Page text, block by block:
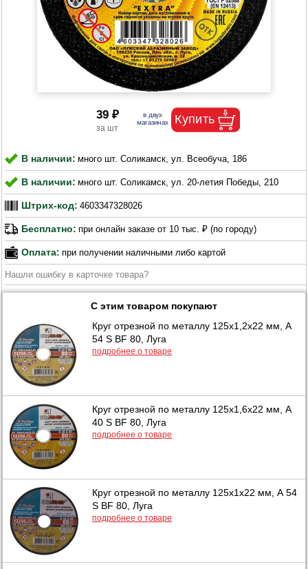
39 ₽
В наличии: много шт. Соликамск, ул. Всеобуча, 186
В наличии: много шт. Соликамск, ул. 20-летия Победы, 210
Штрих-код: 4603347328026
Бесплатно: при онлайн заказе от 10 тыс. ₽ (по городу)
Оплата: при получении наличными либо картой
Нашли ошибку в карточке товара?
С этим товаром покупают
Круг отрезной по металлу 125х1,2х22 мм, А
54 S BF 80, Луга
подробнее о товаре
Круг отрезной по металлу 125х1,6х22 мм, А
40 S BF 80, Луга
подробнее о товаре
Круг отрезной по металлу 125х1х22 мм, А 54
S BF 80, Луга
подробнее о товаре